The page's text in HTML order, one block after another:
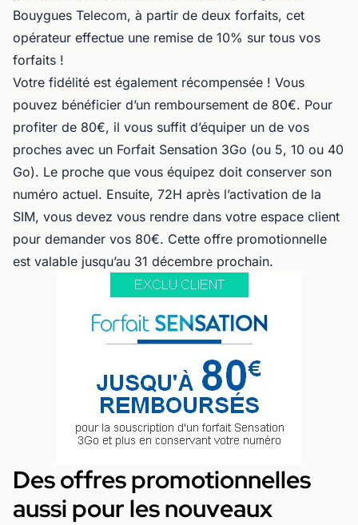
Bouygues Telecom, à partir de deux forfaits, cet
opérateur effectue une remise de 10% sur tous vos
forfaits !
Votre fidélité est également récompensée ! Vous
pouvez bénéficier d’un remboursement de 80€. Pour
profiter de 80€, il vous suffit d’équiper un de vos
proches avec un Forfait Sensation 3Go (ou 5, 10 ou 40
Go). Le proche que vous équipez doit conserver son
numéro actuel. Ensuite, 72H après l’activation de la
SIM, vous devez vous rendre dans votre espace client
pour demander vos 80€. Cette offre promotionnelle
est valable jusqu’au 31 décembre prochain.
Des offres promotionnelles
aussi pour les nouveaux